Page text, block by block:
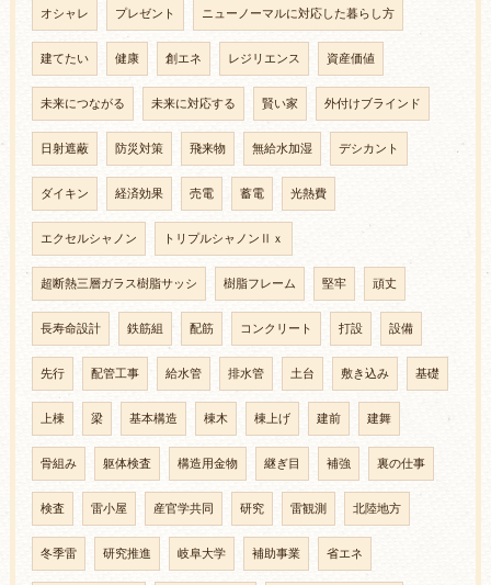
オシャレ プレゼント ニューノーマルに対応した暮らし方
建てたい 健康 創エネ レジリエンス 資産価値
未来につながる 未来に対応する 賢い家 外付けブラインド
日射遮蔽 防災対策 飛来物 無給水加湿 デシカント
ダイキン 経済効果 売電 蓄電 光熱費
エクセルシャノン トリプルシャノンⅡｘ
超断熱三層ガラス樹脂サッシ 樹脂フレーム 堅牢 頑丈
長寿命設計 鉄筋組 配筋 コンクリート 打設 設備
先行 配管工事 給水管 排水管 土台 敷き込み 基礎
上棟 梁 基本構造 棟木 棟上げ 建前 建舞
骨組み 躯体検査 構造用金物 継ぎ目 補強 裏の仕事
検査 雷小屋 産官学共同 研究 雷観測 北陸地方
冬季雷 研究推進 岐阜大学 補助事業 省エネ